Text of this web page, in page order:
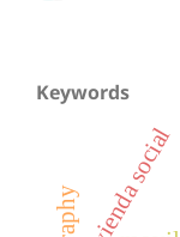
Keywords
vivienda social